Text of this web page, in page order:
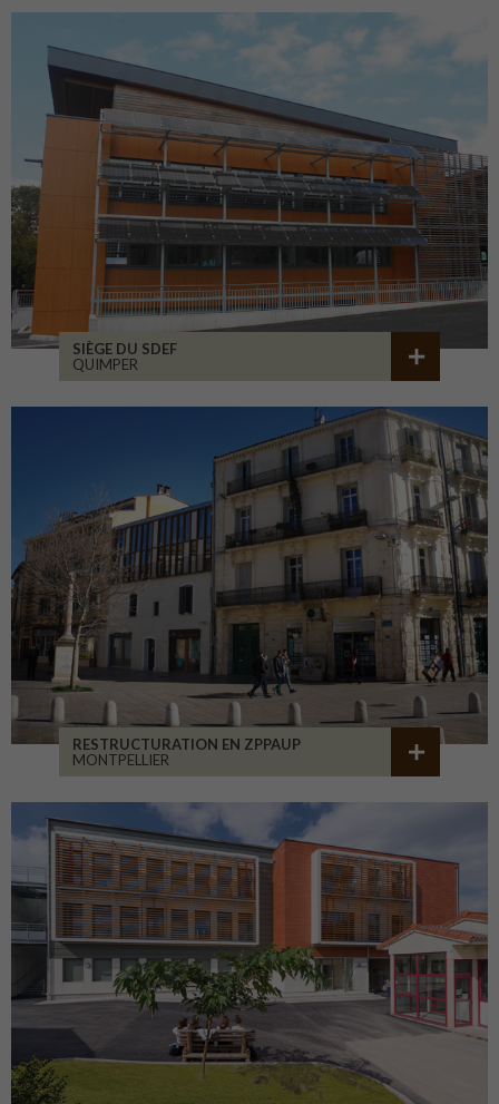
SIÈGE DU SDEF
QUIMPER
RESTRUCTURATION EN ZPPAUP
MONTPELLIER